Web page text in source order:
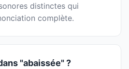
distinctes qui
complète.
"abaissée" ?